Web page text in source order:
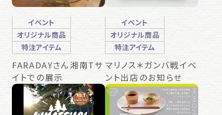
イベント
オリジナル商品
特注アイテム
FARADAYさん湘南Tサ
イトでの展示
イベント
オリジナル商品
特注アイテム
マリノス＊ガンバ戦イベ
ント出店のお知らせ